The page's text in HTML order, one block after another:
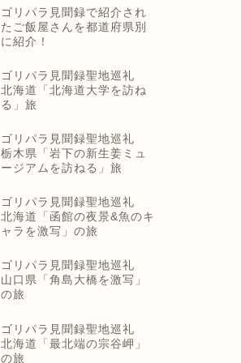
ゴリパラ見聞録で紹介され
たご飯屋さんを都道府県別
に紹介！
ゴリパラ見聞録聖地巡礼
北海道「北海道大学を訪ね
る」旅
ゴリパラ見聞録聖地巡礼
栃木県「岩下の新生姜ミュ
ージアムを訪ねる」旅
ゴリパラ見聞録聖地巡礼
北海道「函館の夜景&魚のキ
ャラを激写」の旅
ゴリパラ見聞録聖地巡礼
山口県「角島大橋を激写」
の旅
ゴリパラ見聞録聖地巡礼
北海道「最北端の宗谷岬」
の旅